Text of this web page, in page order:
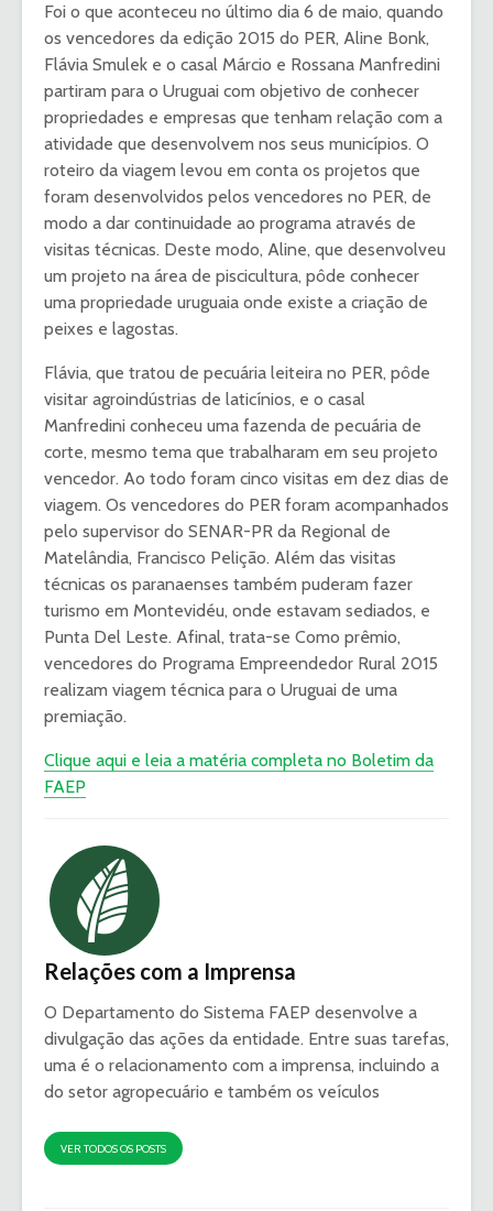
Foi o que aconteceu no último dia 6 de maio, quando
os vencedores da edição 2015 do PER, Aline Bonk,
Flávia Smulek e o casal Márcio e Rossana Manfredini
partiram para o Uruguai com objetivo de conhecer
propriedades e empresas que tenham relação com a
atividade que desenvolvem nos seus municípios. O
roteiro da viagem levou em conta os projetos que
foram desenvolvidos pelos vencedores no PER, de
modo a dar continuidade ao programa através de
visitas técnicas. Deste modo, Aline, que desenvolveu
um projeto na área de piscicultura, pôde conhecer
uma propriedade uruguaia onde existe a criação de
peixes e lagostas.
Flávia, que tratou de pecuária leiteira no PER, pôde
visitar agroindústrias de laticínios, e o casal
Manfredini conheceu uma fazenda de pecuária de
corte, mesmo tema que trabalharam em seu projeto
vencedor. Ao todo foram cinco visitas em dez dias de
viagem. Os vencedores do PER foram acompanhados
pelo supervisor do SENAR-PR da Regional de
Matelândia, Francisco Pelição. Além das visitas
técnicas os paranaenses também puderam fazer
turismo em Montevidéu, onde estavam sediados, e
Punta Del Leste. Afinal, trata-se Como prêmio,
vencedores do Programa Empreendedor Rural 2015
realizam viagem técnica para o Uruguai de uma
premiação.
Clique aqui e leia a matéria completa no Boletim da
FAEP
Relações com a Imprensa
O Departamento do Sistema FAEP desenvolve a
divulgação das ações da entidade. Entre suas tarefas,
uma é o relacionamento com a imprensa, incluindo a
do setor agropecuário e também os veículos
VER TODOS OS POSTS